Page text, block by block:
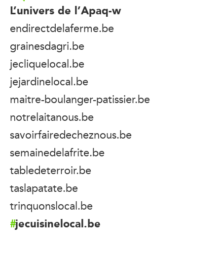
L’univers de l’Apaq-w
endirectdelaferme.be
grainesdagri.be
jecliquelocal.be
jejardinelocal.be
maitre-boulanger-patissier.be
notrelaitanous.be
savoirfairedecheznous.be
semainedelafrite.be
tabledeterroir.be
taslapatate.be
trinquonslocal.be
jecuisinelocal.be